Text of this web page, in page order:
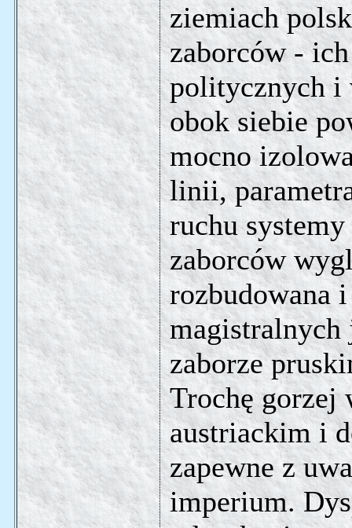
ziemiach
zaborców -
politycznych i
obok siebie
mocno
linii,
ruchu
zaborców
rozbudowana
magistralnych
zaborze
Trochę gorzej
austriackim i
zapewne z
imperium.